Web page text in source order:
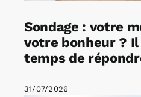
Sondage : votre
votre bonheur ?
temps de
31/07/2026